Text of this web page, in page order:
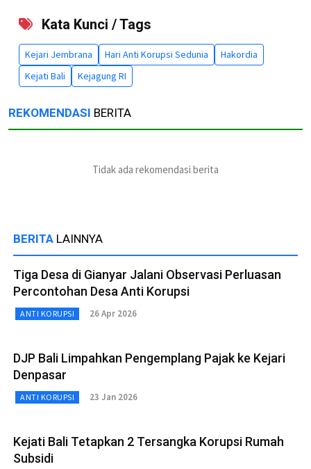
Kata Kunci / Tags
Kejari Jembrana Hari Anti Korupsi Sedunia
Hakordia
Kejati Bali
Kejagung RI
REKOMENDASI BERITA
Tidak ada rekomendasi berita
BERITA LAINNYA
Tiga Desa di Gianyar Jalani Observasi Perluasan
Percontohan Desa Anti Korupsi
ANTI KORUPSI 26 Apr 2026
DJP Bali Limpahkan Pengemplang Pajak ke Kejari
Denpasar
ANTI KORUPSI 23 Jan 2026
Kejati Bali Tetapkan 2 Tersangka Korupsi Rumah
Subsidi